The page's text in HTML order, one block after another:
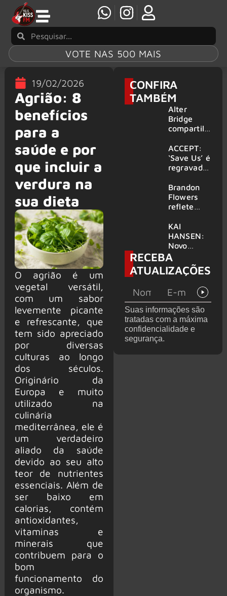
VOTE NAS 500 MAIS
19/02/2026
Agrião: 8
benefícios
para a
saúde e por
que incluir a
verdura na
sua dieta
O agrião é um
vegetal versátil,
com um sabor
levemente picante
e refrescante, que
tem sido apreciado
por diversas
culturas ao longo
dos séculos.
Originário da
Europa e muito
utilizado na
culinária
mediterrânea, ele é
um verdadeiro
aliado da saúde
devido ao seu alto
teor de nutrientes
essenciais. Além de
ser baixo em
calorias, contém
antioxidantes,
vitaminas e
minerais que
contribuem para o
bom
funcionamento do
organismo.
CONFIRA
TAMBÉM
Alter
Bridge
compartilh
vivo de
“Fortress”
gravada
am Ring
2026
ACCEPT:
‘Save Us’ é
regravada
membros
do GHOST
e KORN
Brandon
Flowers
reflete
futuro e
levanta
possibilida
de de
deixar os
palcos
KAI
HANSEN:
Novo
single
‘Welcome
To Life’ é
RECEBA
ATUALIZAÇÕES
Suas informações são
tratadas com a máxima
confidencialidade e
segurança.